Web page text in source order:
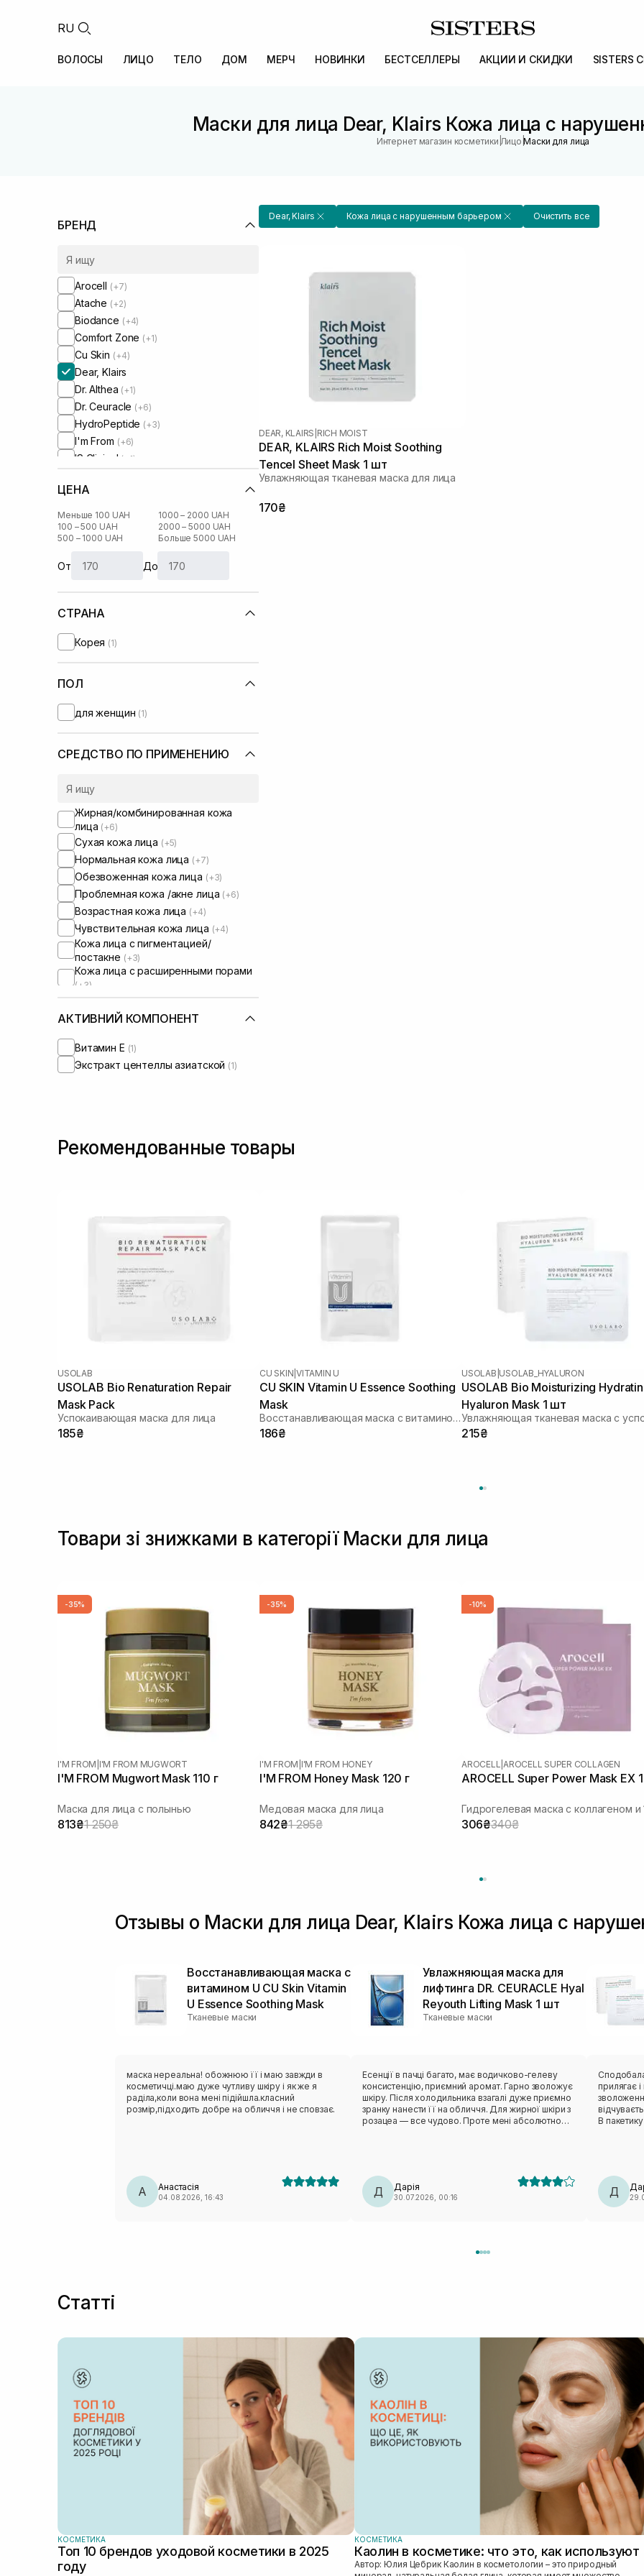
RU
ВОЛОСЫ ЛИЦО ТЕЛО ДОМ МЕРЧ НОВИНКИ БЕСТСЕЛЛЕРЫ АКЦИИ И СКИДКИ SISTERS
Маски для лица Dear, Klairs Кожа лица с
Интернет магазин косметики Лицо |Маски для лица
БРЕНД
Arocell (+7)
Atache (+2)
Biodance (+4)
Comfort Zone (+1)
Cu Skin (+4)
Dear, Klairs
Dr. Althea (+1)
Dr. Ceuracle (+6)
HydroPeptide (+3)
I'm From (+6)
IS Clinical (+1)
Instytutum
Js Derma(+1)
Manyo Factory (+7)
Medik8 (+2)
Needly
RARE Paris
Real Barrier
Round Lab
Skin1004(+1)
UIQ
ЦЕНА
Меньше 100 UAH
100 – 500 UAH
500 – 1000 UAH
1000 – 2000 UAH
2000 – 5000 UAH
Больше 5000 UAH
От До
СТРАНА
Корея (1)
ПОЛ
для женщин (1)
СРЕДСТВО ПО ПРИМЕНЕНИЮ
Жирная/комбинированная кожа
лица (+6)
Сухая кожа лица (+5)
Нормальная кожа лица (+7)
Обезвоженная кожа лица (+3)
Проблемная кожа /акне лица (+6)
Возрастная кожа лица (+4)
Чувствительная кожа лица (+4)
Кожа лица с пигментацией/
постакне (+3)
Кожа лица с расширенными порами
(+3)
Кожа лица с нарушенным
барьером
АКТИВНИЙ КОМПОНЕНТ
Витамин Е (1)
Экстракт центеллы азиатской (1)
Dear, Klairs Кожа лица с нарушенным барьером Очистить все
DEAR, KLAIRS RICH MOIST
DEAR, KLAIRS Rich Moist Soothing
Tencel Sheet Mask 1 шт
Увлажняющая тканевая маска для лица
170₴
Рекомендованные товары
USOLAB
USOLAB Bio Renaturation Repair
Mask Pack
Успокаивающая маска для лица
185₴
CU SKIN |VITAMIN U
CU SKIN Vitamin U Essence Soothing
Mask
Восстанавливающая маска с витамином U
186₴
USOLAB USOLAB_HYALURON
USOLAB Bio Moisturizing
Hyaluron Mask 1 шт
215₴
Товари зі знижками в категорії Маски для лица
-35%
I'M FROM I'M FROM MUGWORT
I'M FROM Mugwort Mask 110 г
Маска для лица с полынью
813₴1 250₴
-35%
I'M FROM I'M FROM HONEY
I'M FROM Honey Mask 120 г
Медовая маска для лица
842₴1 295₴
-10%
AROCELL AROCELL SUPER COLLAGEN
AROCELL Super Power Mask EX
306₴340₴
Отзывы о Маски для лица Dear, Klairs Кожа лица с
Восстанавливающая маска с
витамином U CU Skin Vitamin
U Essence Soothing Mask
Тканевые маски
маска нереальна! обожнюю її і маю завжди в
косметичці.маю дуже чутливу шкіру і як же я
раділа,коли вона мені підійшла.класний
розмір,підходить добре на обличчя і не сповзає.
А Анастасія
04.08.2026, 16:43
Увлажняющая маска для
лифтинга DR. CEURACLE Hyal
Reyouth Lifting Mask 1 шт
Тканевые маски
Есенції в пачці багато, має водичково-гелеву
консистенцію, приємний аромат. Гарно зволожує
шкіру. Після холодильника взагалі дуже приємно
зранку нанести її на обличчя. Для жирної шкіри з
розацеа — все чудово. Проте мені абсолютно
вдруге не повторю (лише через лекало).
Д Дарія
30.07.2026, 00:16
Сподобалася ця
прилягає і
В
класна
Д
Статті
КОСМЕТИКА
Топ 10 брендов уходовой косметики в 2025
году
КОСМЕТИКА
Каолин в косметике: что это, как используют
Автор: Юлия Цебрик Каолин в косметологии – это природный